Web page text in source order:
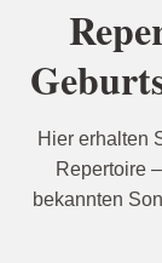
Hier erhalten
Repertoire
bekannten